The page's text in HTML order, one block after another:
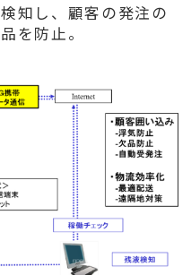
知し、顧客の発注の
を防止。